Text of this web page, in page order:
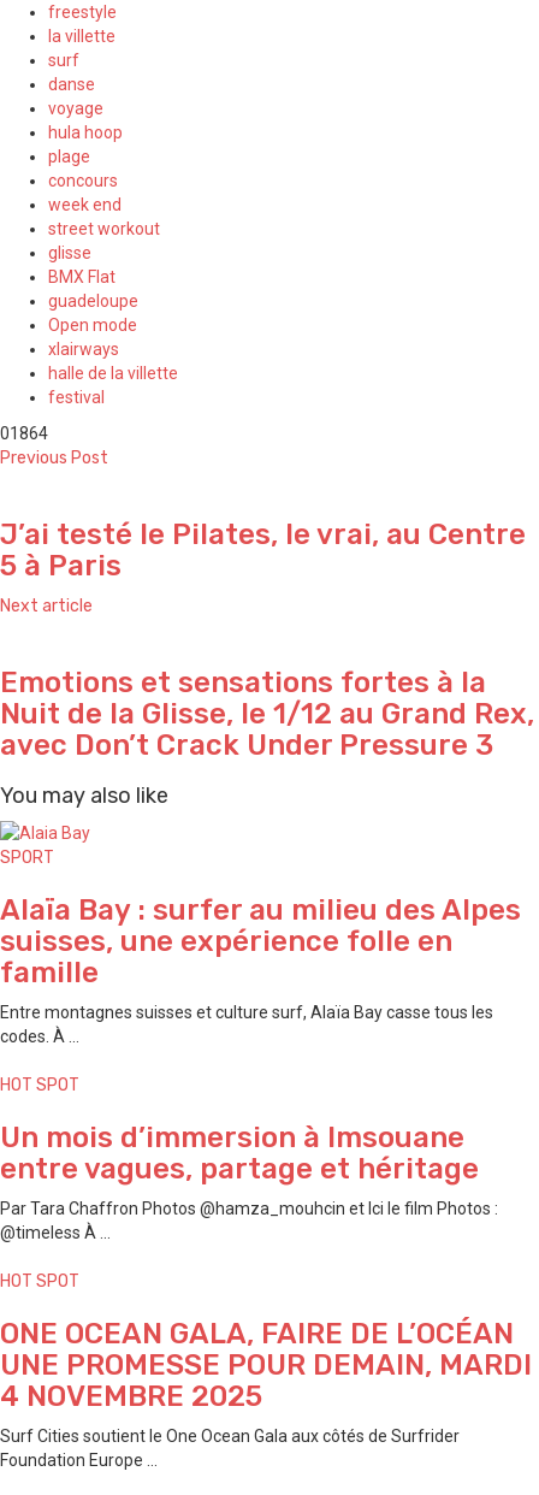
freestyle
la villette
surf
danse
voyage
hula hoop
plage
concours
week end
street workout
glisse
BMX Flat
guadeloupe
Open mode
xlairways
halle de la villette
festival
01864
Previous Post
J’ai testé le Pilates, le vrai, au Centre
5 à Paris
Next article
Emotions et sensations fortes à la
Nuit de la Glisse, le 1/12 au Grand Rex,
avec Don’t Crack Under Pressure 3
You may also like
SPORT
Alaïa Bay : surfer au milieu des Alpes
suisses, une expérience folle en
famille
Entre montagnes suisses et culture surf, Alaïa Bay casse tous les
codes. À ...
HOT SPOT
Un mois d’immersion à Imsouane
entre vagues, partage et héritage
Par Tara Chaffron Photos @hamza_mouhcin et Ici le film Photos :
@timeless À ...
HOT SPOT
ONE OCEAN GALA, FAIRE DE L’OCÉAN
UNE PROMESSE POUR DEMAIN, MARDI
4 NOVEMBRE 2025
Surf Cities soutient le One Ocean Gala aux côtés de Surfrider
Foundation Europe ...